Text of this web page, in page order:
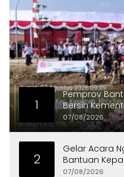
1
Pemprov
Bersih
07/08/2026
2
Gelar Acara
Bantuan
07/08/2026